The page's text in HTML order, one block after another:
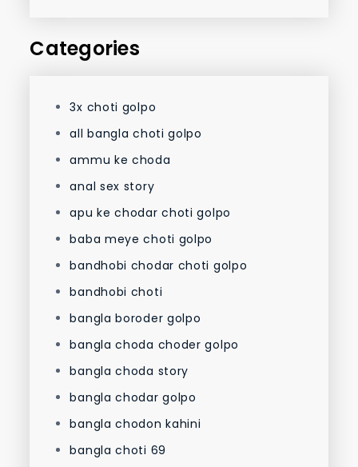
Categories
3x choti golpo
all bangla choti golpo
ammu ke choda
anal sex story
apu ke chodar choti golpo
baba meye choti golpo
bandhobi chodar choti golpo
bandhobi choti
bangla boroder golpo
bangla choda choder golpo
bangla choda story
bangla chodar golpo
bangla chodon kahini
bangla choti 69